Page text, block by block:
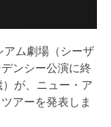
アム劇場（シーザ
ンシー公演に終
が、ニュー・ア
アーを発表しま